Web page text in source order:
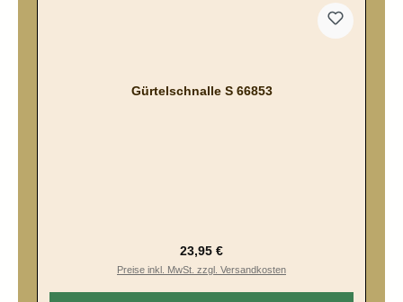
Gürtelschnalle S 66853
Regulärer Preis:
23,95 €
Preise inkl. MwSt. zzgl. Versandkosten